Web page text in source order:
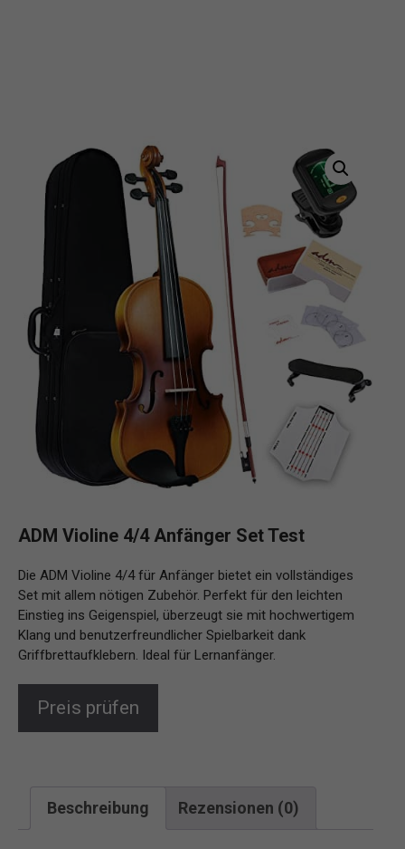
ADM Violine 4/4 Anfänger Set Test
Die ADM Violine 4/4 für Anfänger bietet ein vollständiges
Set mit allem nötigen Zubehör. Perfekt für den leichten
Einstieg ins Geigenspiel, überzeugt sie mit hochwertigem
Klang und benutzerfreundlicher Spielbarkeit dank
Griffbrettaufklebern. Ideal für Lernanfänger.
Preis prüfen
Beschreibung Rezensionen (0)